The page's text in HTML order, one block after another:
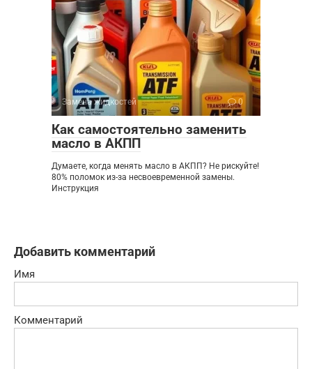
Замена жидкостей 0
Как самостоятельно заменить
масло в АКПП
Думаете, когда менять масло в АКПП? Не рискуйте!
80% поломок из-за несвоевременной замены.
Инструкция
Добавить комментарий
Имя
Комментарий